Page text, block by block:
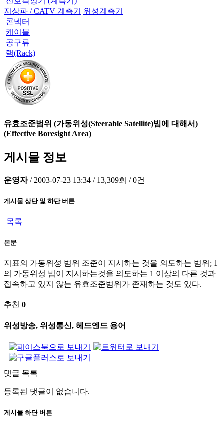
지상파 / CATV 계측기
위성계측기
콘넥터
케이블
공구류
랙(Rack)
유효조준범위 (가동위성(Steerable Satellite)빔에 대해서)
(Effective Boresight Area)
게시물 정보
운영자 / 2003-07-23 13:34 / 13,309회 / 0건
게시물 상단 및 하단 버튼
목록
본문
지표의 가동위성 범위 조준이 지시하는 것을 의도하는 범위; 1
의 가동위성 빔이 지시하는것을 의도하는 1 이상의 다른 것과
접속하고 있지 않는 유효조준범위가 존재하는 것도 있다.
추천 0
위성방송, 위성통신, 헤드엔드 용어
댓글 목록
등록된 댓글이 없습니다.
게시물 하단 버튼